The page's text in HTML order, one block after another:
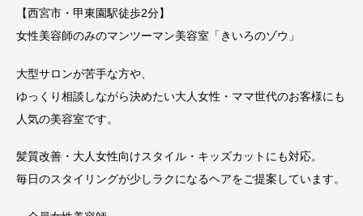
【西宮市・甲東園駅徒歩2分】
女性美容師のみのマンツーマン美容室「きいろのゾウ」
大型サロンが苦手な方や、
ゆっくり相談しながら決めたい大人女性・ママ世代のお客様にも
人気の美容室です。
髪質改善・大人女性向けスタイル・キッズカットにも対応。
毎日のスタイリングが少しラクになるヘアをご提案しています。